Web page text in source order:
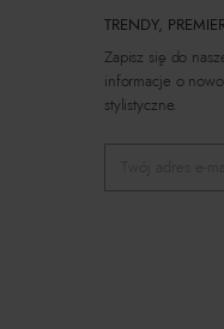
TRENDY,
Zapisz się do
informacje o
stylistyczne.